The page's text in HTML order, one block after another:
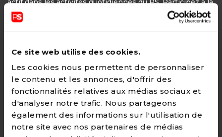
Ce site web utilise des cookies.
Les cookies nous permettent de personnaliser
le contenu et les annonces, d'offrir des
fonctionnalités relatives aux médias sociaux et
d'analyser notre trafic. Nous partageons
également des informations sur l'utilisation de
notre site avec nos partenaires de médias
définition des positions politiques.
24€ - Paiement annuel
CHOISIR →
Adhésion